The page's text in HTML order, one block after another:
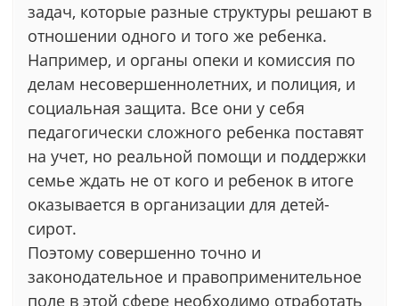
задач, которые разные структуры решают в
отношении одного и того же ребенка.
Например, и органы опеки и комиссия по
делам несовершеннолетних, и полиция, и
социальная защита. Все они у себя
педагогически сложного ребенка поставят
на учет, но реальной помощи и поддержки
семье ждать не от кого и ребенок в итоге
оказывается в организации для детей-
сирот.
Поэтому совершенно точно и
законодательное и правоприменительное
поле в этой сфере необходимо отработать